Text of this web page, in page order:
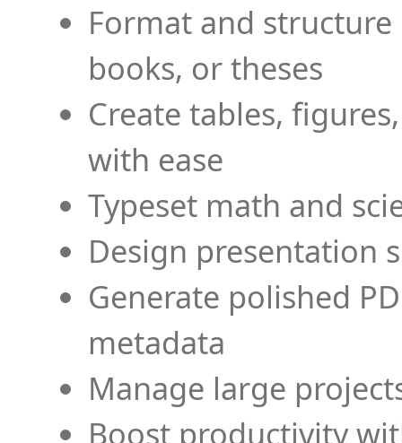
Format and
books, or theses
Create tables,
with ease
Typeset math and
Design presentation
Generate polished
metadata
Manage large
Boost productivity